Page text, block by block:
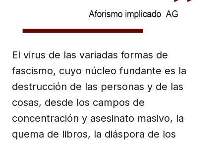
El virus de las variadas formas de
fascismo, cuyo núcleo fundante es la
destrucción de las personas y de las
cosas, desde los campos de
concentración y asesinato masivo, la
quema de libros, la diáspora de los